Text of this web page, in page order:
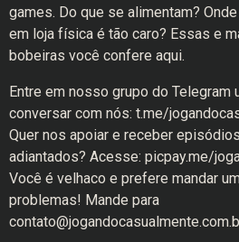
games. Do que se alimentam?
em loja física é tão caro? Essas e
bobeiras você confere aqui.
Entre em nosso grupo do Telegram
conversar com nós: t.me/
Quer nos apoiar e receber
adiantados? Acesse: picpay.me/
Você é velhaco e prefere mandar
problemas! Mande para